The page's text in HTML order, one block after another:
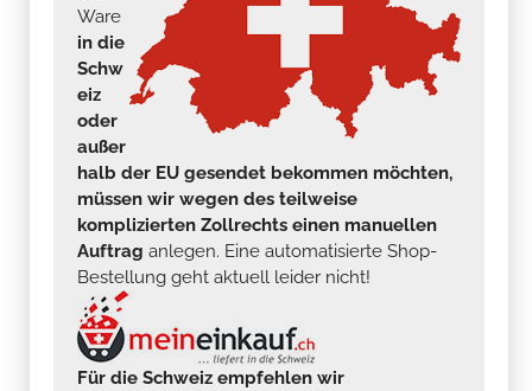
Ware
in die
Schw
eiz
oder
außer
halb der EU gesendet bekommen möchten,
müssen wir wegen des teilweise
komplizierten Zollrechts einen manuellen
Auftrag anlegen. Eine automatisierte Shop-
Bestellung geht aktuell leider nicht!
Für die Schweiz empfehlen wir